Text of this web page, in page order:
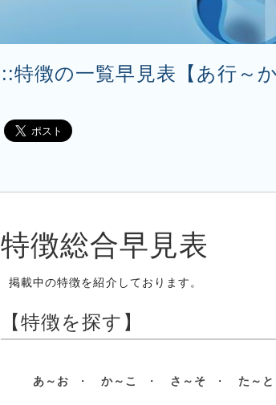
::特徴の一覧早見表【あ行～
特徴総合早見表
掲載中の特徴を紹介しております。
【特徴を探す】
あ～お ・ か～こ ・ さ～そ ・ た～と